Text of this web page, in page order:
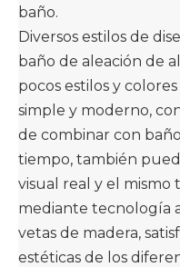
baño. ‌
Diversos estilos de
baño de aleación de
pocos estilos y
simple y moderno,
de combinar con
tiempo, también
visual real y el mismo
mediante tecnología
vetas de madera,
estéticas de los